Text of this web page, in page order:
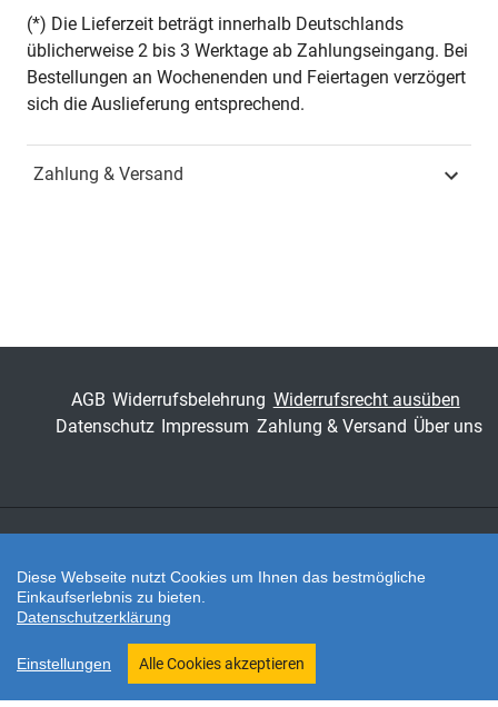
Seiten 268
Jahr Hamburg 2007
Schriftenreihe
Band 1
Fachbereich Geisteswissenschaft
(*) Die Lieferzeit beträgt innerhalb Deutschlands
üblicherweise 2 bis 3 Werktage ab Zahlungseingang. Bei
Bestellungen an Wochenenden und Feiertagen verzögert
sich die Auslieferung entsprechend.
Zahlung & Versand
AGB Widerrufsbelehrung Widerrufsrecht ausüben
Datenschutz Impressum Zahlung & Versand Über uns
Twitter
Shop erstellt mit VersaCommerce.
Diese Webseite nutzt Cookies um Ihnen das bestmögliche
Einkaufserlebnis zu bieten.
Datenschutzerklärung
Einstellungen Alle Cookies akzeptieren